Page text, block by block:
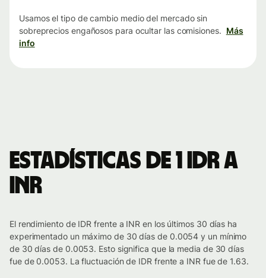
Usamos el tipo de cambio medio del mercado sin
sobreprecios engañosos para ocultar las comisiones. Más
info
Estadísticas de 1 IDR a
INR
El rendimiento de IDR frente a INR en los últimos 30 días ha
experimentado un máximo de 30 días de 0.0054 y un mínimo
de 30 días de 0.0053. Esto significa que la media de 30 días
fue de 0.0053. La fluctuación de IDR frente a INR fue de 1.63.